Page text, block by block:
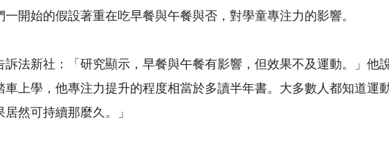
一開始的假設著重在吃早餐與午餐與否，對學童專注力的影響。
訴法新社：「研究顯示，早餐與午餐有影響，但效果不及運動。」他
車上學，他專注力提升的程度相當於多讀半年書。大多數人都知道運
居然可持續那麼久。」